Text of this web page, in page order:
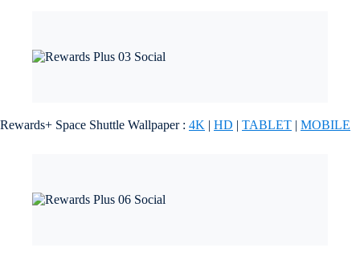
Rewards+ Space Shuttle Wallpaper : 4K | HD | TABLET | MOBILE